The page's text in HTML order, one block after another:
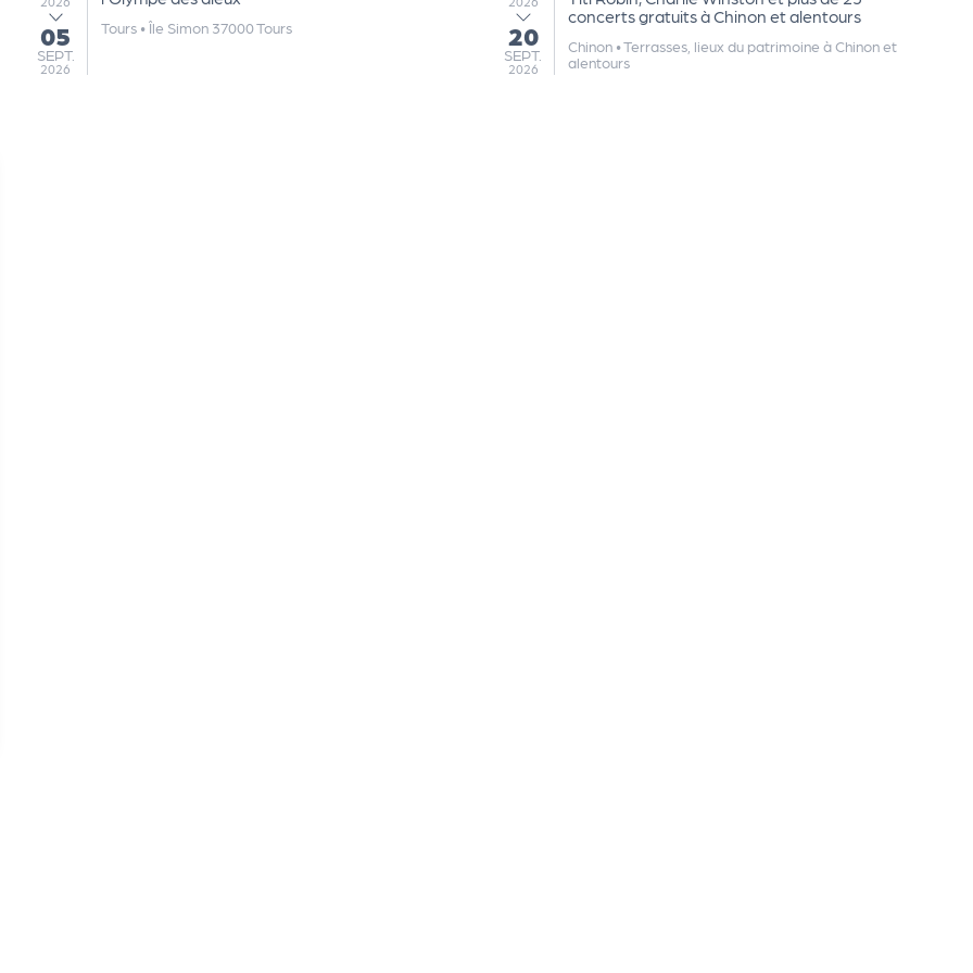
au
05
SEPTEMBRE
SEPT.
2026
Tours •Île Simon 37000 Tours au
20
SEPTEMBRE
SEPT.
2026
concerts gratuits à Chinon et alentours
Chinon •Terrasses, lieux du patrimoine à Chinon et
alentours